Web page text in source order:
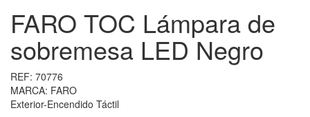
FARO TOC Lámpara de
sobremesa LED Negro
REF: 70776
MARCA: FARO
Exterior-Encendido Táctil